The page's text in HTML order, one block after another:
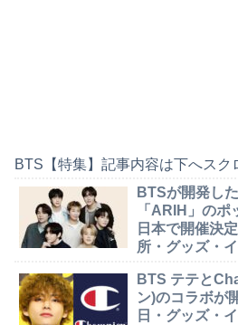
BTS【特集】記事内容は下へス
BTSが開発し
「ARIH」の
日本で開催決
所・グッズ・
BTS テテと
ン)のコラボが
日・グッズ・イ